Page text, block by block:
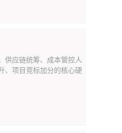
供应链统筹、成本管控人
、项目竞标加分的核心硬